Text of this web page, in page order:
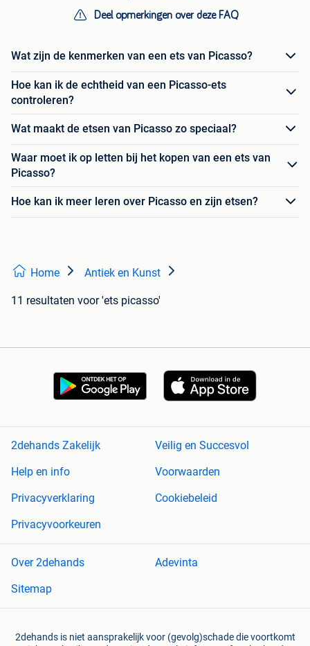
Deel opmerkingen over deze FAQ
Wat zijn de kenmerken van een ets van Picasso?
Hoe kan ik de echtheid van een Picasso-ets
controleren?
Wat maakt de etsen van Picasso zo speciaal?
Waar moet ik op letten bij het kopen van een ets van
Picasso?
Hoe kan ik meer leren over Picasso en zijn etsen?
Home Antiek en Kunst
11 resultaten voor 'ets picasso'
2dehands Zakelijk
Veilig en Succesvol
Help en info
Voorwaarden
Privacyverklaring
Cookiebeleid
Privacyvoorkeuren
Over 2dehands
Adevinta
Sitemap
2dehands is niet aansprakelijk voor (gevolg)schade die voortkomt